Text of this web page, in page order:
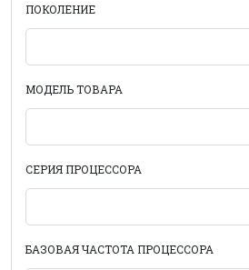
ПОКОЛЕНИЕ
МОДЕЛЬ ТОВАРА
СЕРИЯ ПРОЦЕССОРА
БАЗОВАЯ ЧАСТОТА ПРОЦЕССОРА